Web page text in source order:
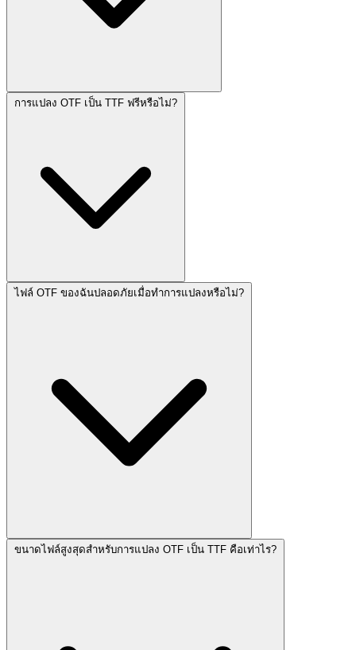
การแปลง OTF เป็น TTF ฟรีหรือไม่?
ไฟล์ OTF ของฉันปลอดภัยเมื่อทำการแปลงหรือไม่?
ขนาดไฟล์สูงสุดสำหรับการแปลง OTF เป็น TTF คือเท่าไร?